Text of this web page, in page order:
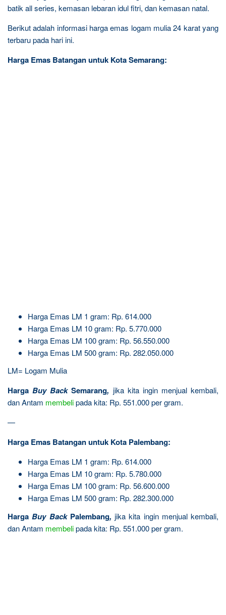
batik all series, kemasan lebaran idul fitri, dan kemasan natal.
Berikut adalah informasi harga emas logam mulia 24 karat yang
terbaru pada hari ini.
Harga Emas Batangan untuk Kota Semarang:
Harga Emas LM 1 gram: Rp. 614.000
Harga Emas LM 10 gram: Rp. 5.770.000
Harga Emas LM 100 gram: Rp. 56.550.000
Harga Emas LM 500 gram: Rp. 282.050.000
LM= Logam Mulia
HargaBuy BackSemarang, jika kita ingin menjual kembali,
dan Antam membelipada kita: Rp. 551.000 per gram.
—
Harga Emas Batangan untuk Kota Palembang:
Harga Emas LM 1 gram: Rp. 614.000
Harga Emas LM 10 gram: Rp. 5.780.000
Harga Emas LM 100 gram: Rp. 56.600.000
Harga Emas LM 500 gram: Rp. 282.300.000
HargaBuy Back Palembang, jika kita ingin menjual kembali,
dan Antam membelipada kita: Rp. 551.000 per gram.